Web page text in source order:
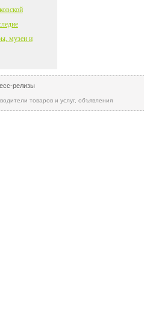
музеи и
релизы
товаров и услуг, объявления